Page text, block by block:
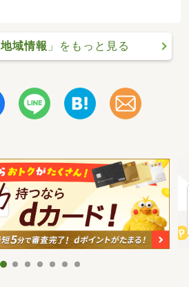
地域情報 」をもっと見る